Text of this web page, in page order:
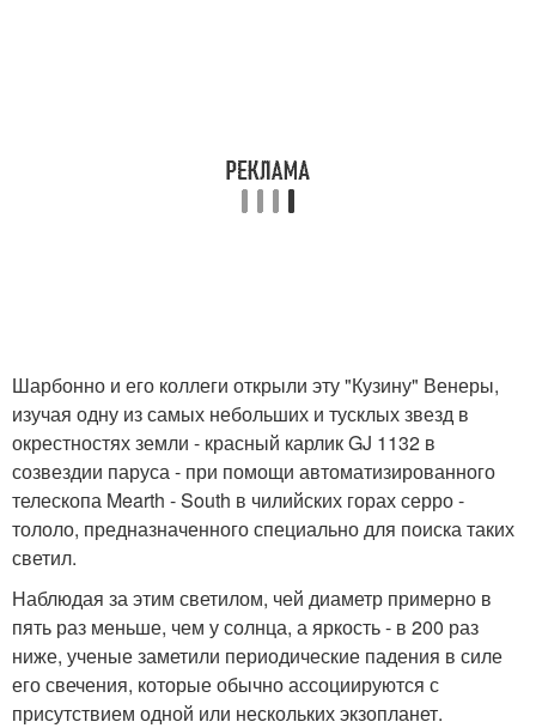
Шарбонно и его коллеги открыли эту "Кузину" Венеры,
изучая одну из самых небольших и тусклых звезд в
окрестностях земли - красный карлик GJ 1132 в
созвездии паруса - при помощи автоматизированного
телескопа Mearth - South в чилийских горах серро -
тололо, предназначенного специально для поиска таких
светил.
Наблюдая за этим светилом, чей диаметр примерно в
пять раз меньше, чем у солнца, а яркость - в 200 раз
ниже, ученые заметили периодические падения в силе
его свечения, которые обычно ассоциируются с
присутствием одной или нескольких экзопланет.